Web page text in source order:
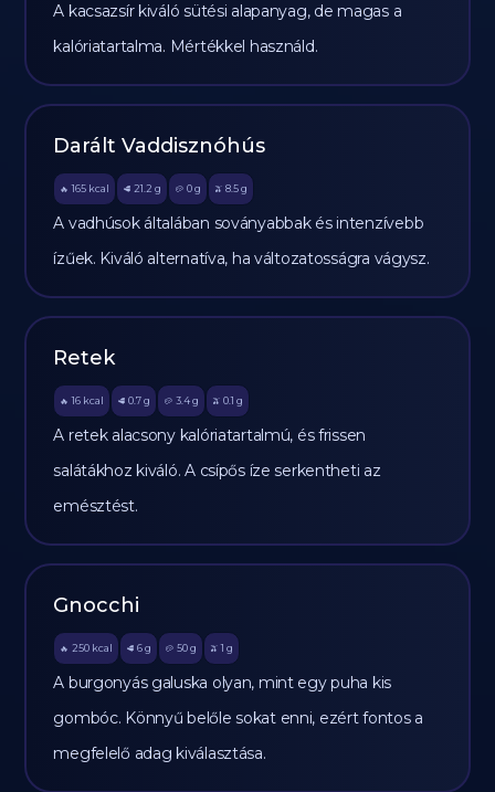
A kacsazsír kiváló sütési alapanyag, de magas a
kalóriatartalma. Mértékkel használd.
Darált Vaddisznóhús
🔥 165 kcal 🥩 21.2 g 🥔 0g 🫒 8.5 g
A vadhúsok általában soványabbak és intenzívebb
ízűek. Kiváló alternatíva, ha változatosságra vágysz.
Retek
🔥 16 kcal 🥩 0.7 g 🥔 3.4g 🫒 0.1 g
A retek alacsony kalóriatartalmú, és frissen
salátákhoz kiváló. A csípős íze serkentheti az
emésztést.
Gnocchi
🔥 250 kcal 🥩 6 g 🥔 50g 🫒 1 g
A burgonyás galuska olyan, mint egy puha kis
gombóc. Könnyű belőle sokat enni, ezért fontos a
megfelelő adag kiválasztása.